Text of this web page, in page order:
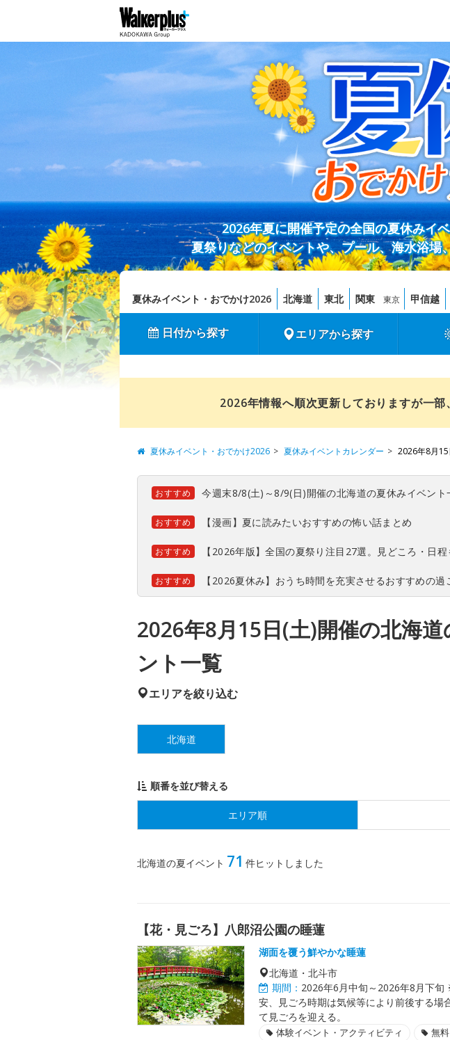
2026年夏に開催予定の全国の夏休みイ
夏祭りなどのイベントや、プール、海水浴
夏休みイベント・おでかけ2026 北海道 東北 関東 東京 甲信越
日付から探す エリアから探す
2026年情報へ順次更新しておりますが一
夏休みイベント・おでかけ2026 夏休みイベントカレンダー 2026年8月15
おすすめ 今週末8/8(土)～8/9(日)開催の北海道の夏休みイベント
おすすめ 【漫画】夏に読みたいおすすめの怖い話まとめ
おすすめ 【2026年版】全国の夏祭り注目27選。見どころ・日程
おすすめ 【2026夏休み】おうち時間を充実させるおすすめの過
2026年8月15日(土)開催の北海
ント一覧
エリアを絞り込む
北海道
順番を並び替える
エリア順
北海道の夏イベント 71 件ヒットしました
【花・見ごろ】八郎沼公園の睡蓮
湖面を覆う鮮やかな睡蓮
北海道・北斗市
期間： 2026年6月中旬～2026年8月下
安、見ごろ時期は気候等により前後する場
て見ごろを迎える。
体験イベント・アクティビティ 無